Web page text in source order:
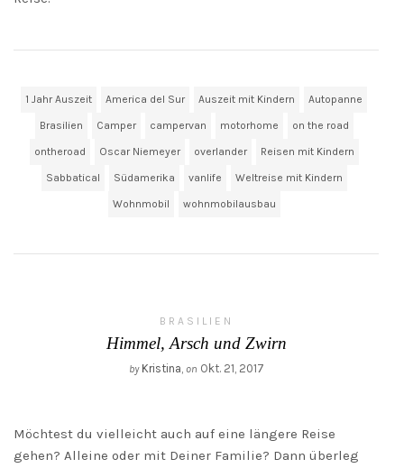
1 Jahr Auszeit America del Sur Auszeit mit Kindern Autopanne
Brasilien Camper campervan motorhome on the road
ontheroad Oscar Niemeyer overlander Reisen mit Kindern
Sabbatical Südamerika vanlife Weltreise mit Kindern
Wohnmobil wohnmobilausbau
BRASILIEN
Himmel, Arsch und Zwirn
by Kristina, on Okt. 21, 2017
Möchtest du vielleicht auch auf eine längere Reise
gehen? Alleine oder mit Deiner Familie? Dann überleg